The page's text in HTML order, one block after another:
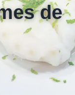
de